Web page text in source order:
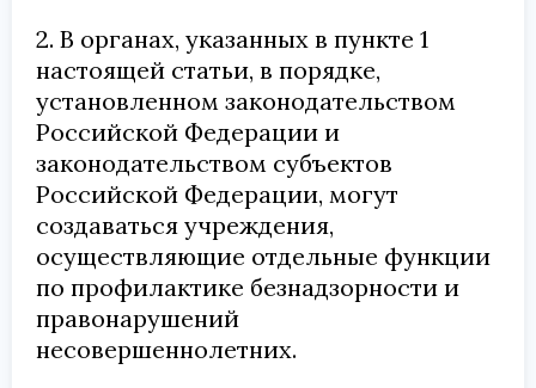
2. В органах, указанных в пункте 1
настоящей статьи, в порядке,
установленном законодательством
Российской Федерации и
законодательством субъектов
Российской Федерации, могут
создаваться учреждения,
осуществляющие отдельные функции
по профилактике безнадзорности и
правонарушений
несовершеннолетних.